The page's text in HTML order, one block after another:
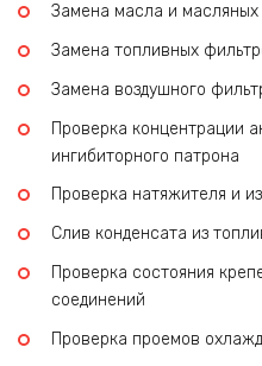
Замена масла и масляных
Замена топливных
Замена воздушного
Проверка концентрации
ингибиторного патрона
Проверка натяжителя и
Слив конденсата из
Проверка состояния
соединений
Проверка проемов